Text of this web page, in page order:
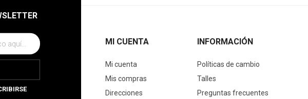
MI CUENTA
Mi cuenta
Mis compras
Direcciones
INFORMACIÓN
Políticas de cambio
Talles
Preguntas frecuentes